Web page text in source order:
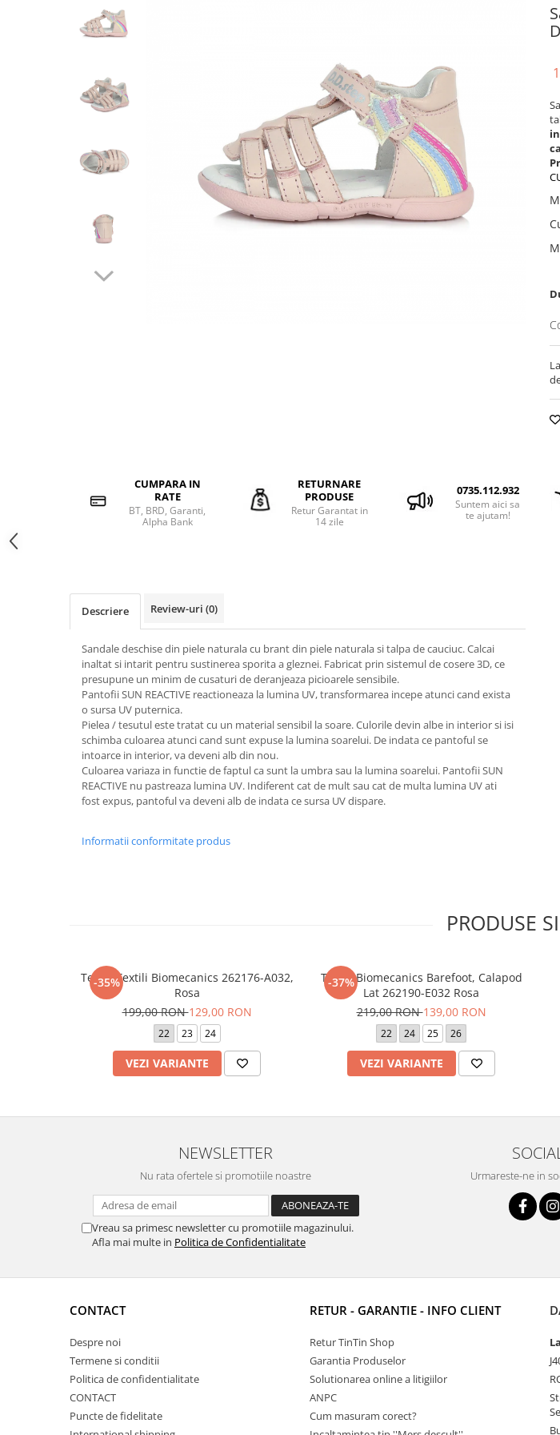
CUMPARA IN
RATE
BT, BRD, Garanti,
Alpha Bank
RETURNARE
PRODUSE
Retur Garantat in
14 zile
0735.112.932
Suntem aici sa
te ajutam!
Descriere Review-uri (0)
Sandale deschise din piele naturala cu brant din piele naturala si talpa de cauciuc. Calcai
inaltat si intarit pentru sustinerea sporita a gleznei. Fabricat prin sistemul de cosere 3D, ce
presupune un minim de cusaturi de deranjeaza picioarele sensibile.
Pantofii SUN REACTIVE reactioneaza la lumina UV, transformarea incepe atunci cand exista
o sursa UV puternica.
Pielea / tesutul este tratat cu un material sensibil la soare. Culorile devin albe in interior si isi
schimba culoarea atunci cand sunt expuse la lumina soarelui. De indata ce pantoful se
intoarce in interior, va deveni alb din nou.
Culoarea variaza in functie de faptul ca sunt la umbra sau la lumina soarelui. Pantofii SUN
REACTIVE nu pastreaza lumina UV. Indiferent cat de mult sau cat de multa lumina UV ati
fost expus, pantoful va deveni alb de indata ce sursa UV dispare.
Informatii conformitate produs
PRODUSE
-35%
Tenisi Textili Biomecanics 262176-A032,
Rosa
199,00 RON129,00 RON
22 23 24
VEZI VARIANTE
-37%
Tenisi Biomecanics Barefoot, Calapod
Lat 262190-E032 Rosa
219,00 RON139,00 RON
22 24 25 26
VEZI VARIANTE
NEWSLETTER
Nu rata ofertele si promotiile noastre
Vreau sa primesc newsletter cu promotiile magazinului.
Afla mai multe in Politica de Confidentialitate
Urmareste-ne in
CONTACT
Despre noi
Termene si conditii
Politica de confidentialitate
CONTACT
Puncte de fidelitate
RETUR - GARANTIE - INFO CLIENT
Retur TinTin Shop
Garantia Produselor
Solutionarea online a litigiilor
ANPC
Cum masuram corect?